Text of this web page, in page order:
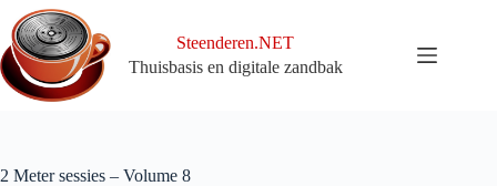
naar
de
inhoud
Steenderen.NET
Thuisbasis en digitale zandbak
2 Meter sessies – Volume 8